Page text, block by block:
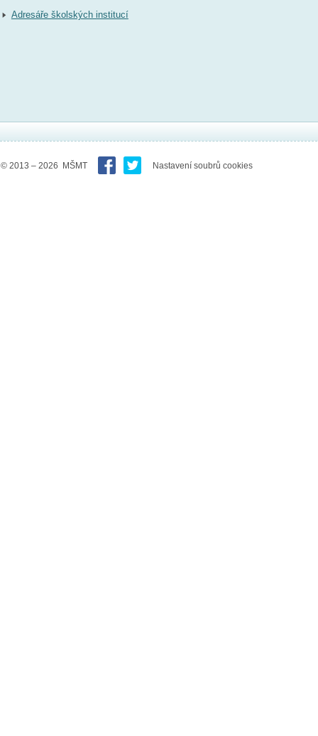
Adresáře školských institucí
© 2013 – 2026 MŠMT Nastavení soubrů cookies